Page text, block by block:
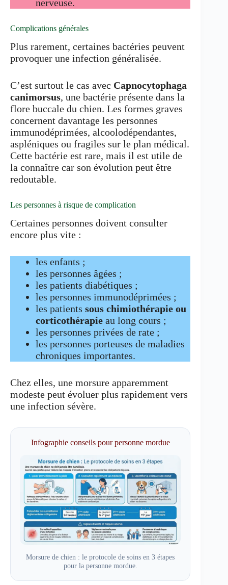
nerveuse.
Complications générales
Plus rarement, certaines bactéries peuvent
provoquer une infection généralisée.
C’est surtout le cas avec Capnocytophaga
canimorsus, une bactérie présente dans la
flore buccale du chien. Les formes graves
concernent davantage les personnes
immunodéprimées, alcoolodépendantes,
aspléniques ou fragiles sur le plan médical.
Cette bactérie est rare, mais il est utile de
la connaître car son évolution peut être
redoutable.
Les personnes à risque de complication
Certaines personnes doivent consulter
encore plus vite :
les enfants ;
les personnes âgées ;
les patients diabétiques ;
les personnes immunodéprimées ;
les patients sous chimiothérapie ou
corticothérapie au long cours ;
les personnes privées de rate ;
les personnes porteuses de maladies
chroniques importantes.
Chez elles, une morsure apparemment
modeste peut évoluer plus rapidement vers
une infection sévère.
Infographie conseils pour personne mordue
Morsure de chien : le protocole de soins en 3 étapes
pour la personne mordue.